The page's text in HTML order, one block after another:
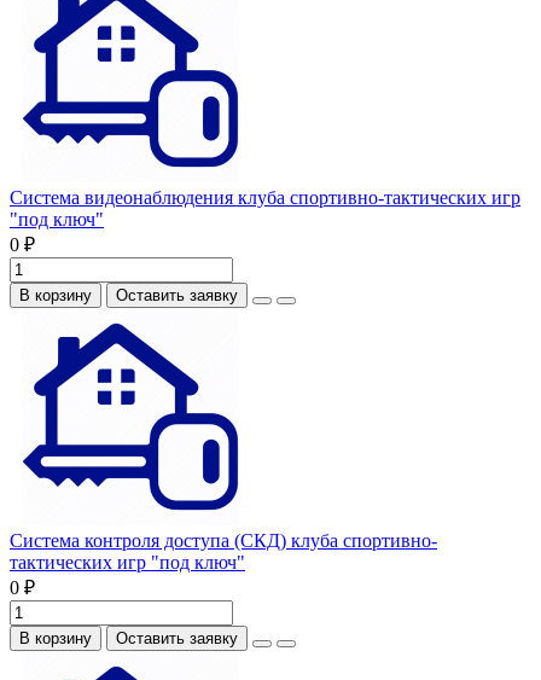
Система видеонаблюдения клуба спортивно-тактических игр
"под ключ"
0 ₽
В корзину Оставить заявку
Система контроля доступа (СКД) клуба спортивно-
тактических игр "под ключ"
0 ₽
В корзину Оставить заявку